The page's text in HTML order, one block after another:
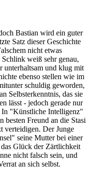
Bastian wird ein guter
Satz dieser Geschichte
nicht etwas
weiß sehr genau,
unterhaltsam und klug mit
ebenso stellen wie im
schuldig geworden,
Selbsterkenntnis, das sie
lässt - jedoch gerade nur
In "Künstliche Intelligenz"
besten Freund an die Stasi
verteidigen. Der Junge
seine Mutter bei einer
Glück der Zärtlichkeit
nicht falsch sein, und
an sich selbst.